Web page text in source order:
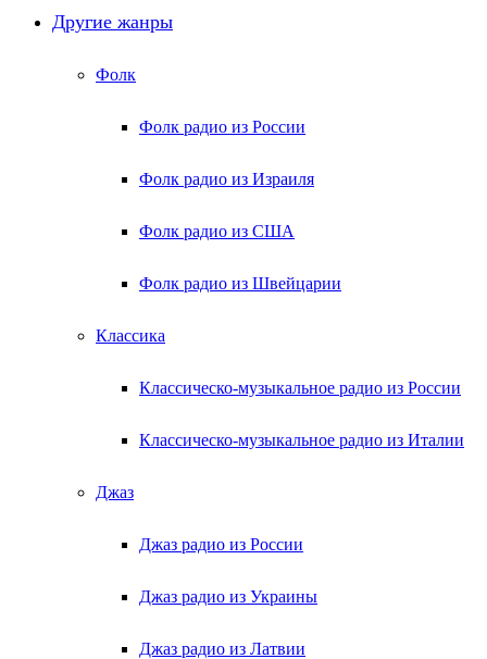
Другие жанры
Фолк
Фолк радио из России
Фолк радио из Израиля
Фолк радио из США
Фолк радио из Швейцарии
Классика
Классическо-музыкальное радио из России
Классическо-музыкальное радио из Италии
Джаз
Джаз радио из России
Джаз радио из Украины
Джаз радио из Латвии